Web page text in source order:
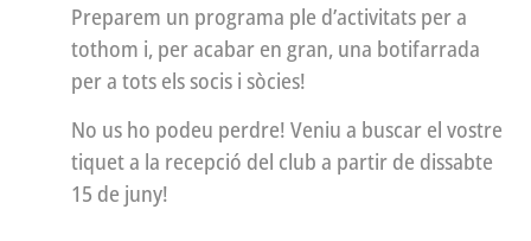
Preparem un programa ple d’activitats per a
tothom i, per acabar en gran, una botifarrada
per a tots els socis i sòcies!
No us ho podeu perdre! Veniu a buscar el vostre
tiquet a la recepció del club a partir de dissabte
15 de juny!